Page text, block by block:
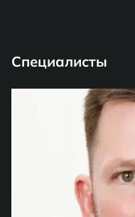
Специалисты